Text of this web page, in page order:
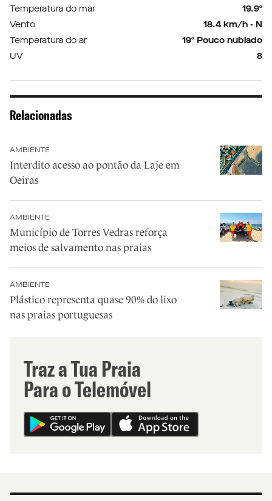
Temperatura do mar
19.9º
Vento
18.4 km/h - N
Temperatura do ar
19º Pouco nublado
UV
8
Relacionadas
AMBIENTE
Interdito acesso ao pontão da Laje em
Oeiras
AMBIENTE
Município de Torres Vedras reforça
meios de salvamento nas praias
AMBIENTE
Plástico representa quase 90% do lixo
nas praias portuguesas
Traz a Tua Praia
Para o Telemóvel